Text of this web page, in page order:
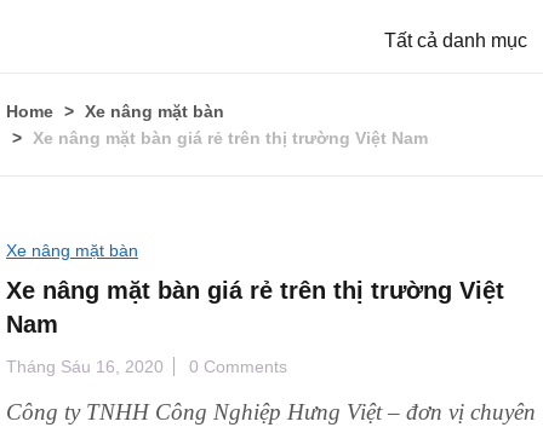
Tất cả danh mục
Home
Xe nâng mặt bàn
Xe nâng mặt bàn giá rẻ trên thị trường Việt Nam
Xe nâng mặt bàn
Xe nâng mặt bàn giá rẻ trên thị trường Việt
Nam
Tháng Sáu 16, 2020 0 Comments
Công ty TNHH Công Nghiệp Hưng Việt – đơn vị chuyên